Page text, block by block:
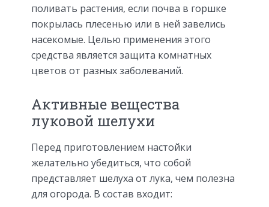
поливать растения, если почва в горшке
покрылась плесенью или в ней завелись
насекомые. Целью применения этого
средства является защита комнатных
цветов от разных заболеваний.
Активные вещества
луковой шелухи
Перед приготовлением настойки
желательно убедиться, что собой
представляет шелуха от лука, чем полезна
для огорода. В состав входит: